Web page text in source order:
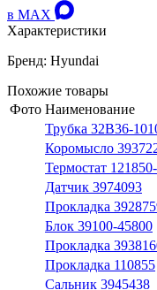
в MAX
Характеристики
Бренд: Hyundai
Похожие товары
Фото Наименование
Трубка 32B36-
Коромысло
Термостат
Датчик 3974093
Прокладка
Блок 39100-45800
Прокладка
Прокладка 110855
Сальник 3945438